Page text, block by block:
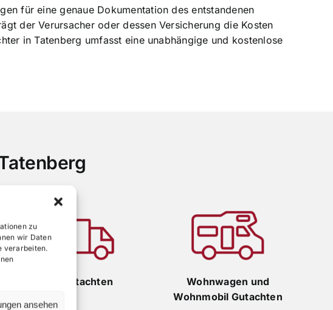
zu
wir Daten
verarbeiten.
ansehen
für eine genaue Dokumentation des entstandenen
der Verursacher oder dessen Versicherung die Kosten
in Tatenberg umfasst eine unabhängige und kostenlose
Lkw Gutachten
Wohnwagen und
Wohnmobil Gutachten